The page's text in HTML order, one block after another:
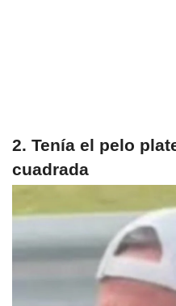
2. Tenía el pelo
cuadrada